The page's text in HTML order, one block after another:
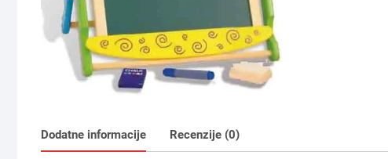
Dodatne informacije Recenzije (0)